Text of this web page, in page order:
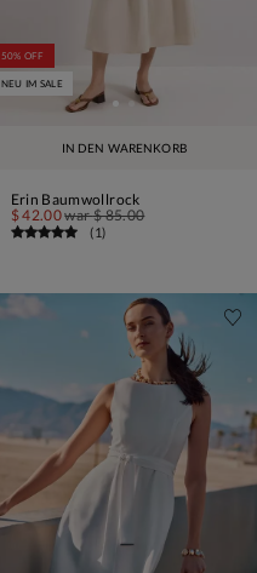
IN DEN WARENKORB
50% OFF
NEU IM SALE
Erin Baumwollrock
$ 42.00war$ 85.00
(1)